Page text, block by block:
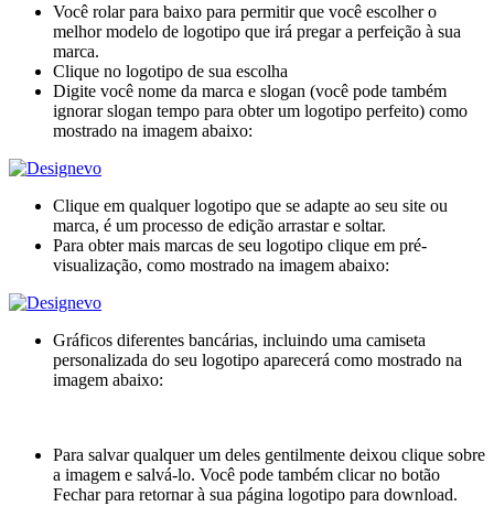
Você rolar para baixo para permitir que você escolher o
melhor modelo de logotipo que irá pregar a perfeição à sua
marca.
Clique no logotipo de sua escolha
Digite você nome da marca e slogan (você pode também
ignorar slogan tempo para obter um logotipo perfeito) como
mostrado na imagem abaixo:
Clique em qualquer logotipo que se adapte ao seu site ou
marca, é um processo de edição arrastar e soltar.
Para obter mais marcas de seu logotipo clique em pré-
visualização, como mostrado na imagem abaixo:
Gráficos diferentes bancárias, incluindo uma camiseta
personalizada do seu logotipo aparecerá como mostrado na
imagem abaixo:
Para salvar qualquer um deles gentilmente deixou clique sobre
a imagem e salvá-lo. Você pode também clicar no botão
Fechar para retornar à sua página logotipo para download.